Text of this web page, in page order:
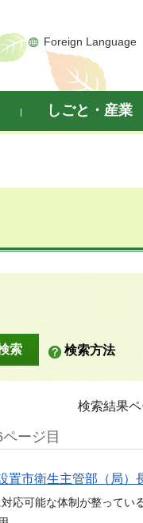
Foreign Language
しごと・産業
検索方法
検索結果
ページ目
置市衛生主管部（局）
応可能な体制が整ってい